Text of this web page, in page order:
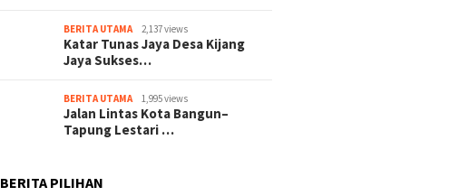
BERITA UTAMA 2,137 views
Katar Tunas Jaya Desa Kijang
Jaya Sukses…
BERITA UTAMA 1,995 views
Jalan Lintas Kota Bangun–
Tapung Lestari …
BERITA PILIHAN